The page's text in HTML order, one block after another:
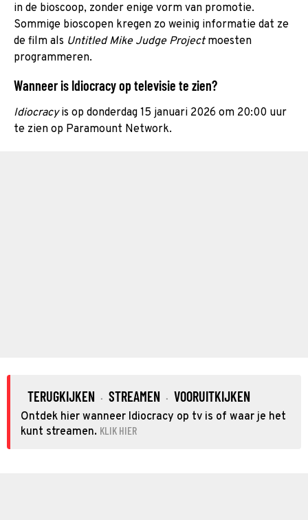
in de bioscoop, zonder enige vorm van promotie.
Sommige bioscopen kregen zo weinig informatie dat ze
de film als Untitled Mike Judge Projectmoesten
programmeren.
Wanneer is Idiocracy op televisie te zien?
Idiocracyis op donderdag 15 januari 2026 om 20:00 uur
te zien op Paramount Network.
TERUGKIJKEN · STREAMEN · VOORUITKIJKEN
Ontdek hier wanneer Idiocracy op tv is of waar je het
kunt streamen. KLIK HIER